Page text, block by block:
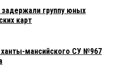
группу юных
карт
мансийского СУ №967